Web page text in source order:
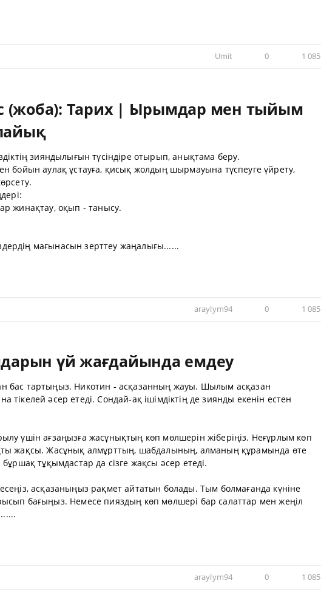
Umit 0 1 085
Тарих | Ырымдар мен тыйым
зияндылығын түсіндіре отырып, анықтама беру.
бойын аулақ ұстауға, қисық жолдың шырмауына түспеуге үйрету,
жинақтау, оқып - танысу.
мағынасын зерттеу жаңалығы......
araylym94 0 1 085
үй жағдайында емдеу
бас тартыңыз. Никотин - асқазанның жауы. Шылым асқазан
әсер етеді. Сондай-ақ ішімдіктің де зиянды екенін естен
үшін ағзаңызға жасұнықтың көп мөлшерін жіберіңіз. Неғұрлым көп
жақсы. Жасұнық алмұрттың, шабдалының, алманың құрамында өте
тұқымдастар да сізге жақсы әсер етеді.
асқазаныңыз рақмет айтатын болады. Тым болмағанда күніне
бағыңыз. Немесе пияздың көп мөлшері бар салаттар мен жеңіл
araylym94 0 1 085